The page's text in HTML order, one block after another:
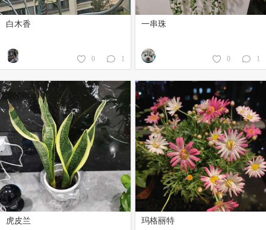
白木香
0 1
一串珠
0 1
虎皮兰 玛格丽特